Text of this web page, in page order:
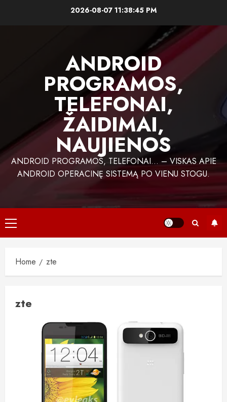
2026-08-07 11:38:45 PM
ANDROID
PROGRAMOS,
TELEFONAI,
ŽAIDIMAI,
NAUJIENOS
ANDROID PROGRAMOS, TELEFONAI… – VISKAS APIE
ANDROID OPERACINĘ SISTEMĄ PO VIENU STOGU.
Primary
Menu
Home zte
zte